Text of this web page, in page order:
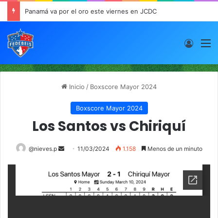
Panamá va por el oro este viernes en JCDC
Inicio / Boxscore Mayor 2024
Boxscore Mayor 2024
Los Santos vs Chiriquí
@nieves.p
S
n
a
11/03/2024 1.158 Menos de un minuto